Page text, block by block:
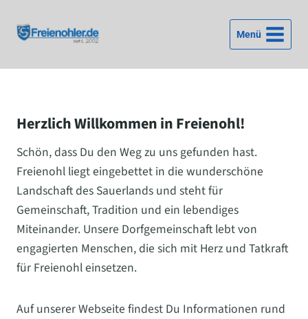
Inhalt
springen
Menü
Herzlich Willkommen in Freienohl!
Schön, dass Du den Weg zu uns gefunden hast.
Freienohl liegt eingebettet in die wunderschöne
Landschaft des Sauerlands und steht für
Gemeinschaft, Tradition und ein lebendiges
Miteinander. Unsere Dorfgemeinschaft lebt von
engagierten Menschen, die sich mit Herz und Tatkraft
für Freienohl einsetzen.
Auf unserer Webseite findest Du Informationen rund